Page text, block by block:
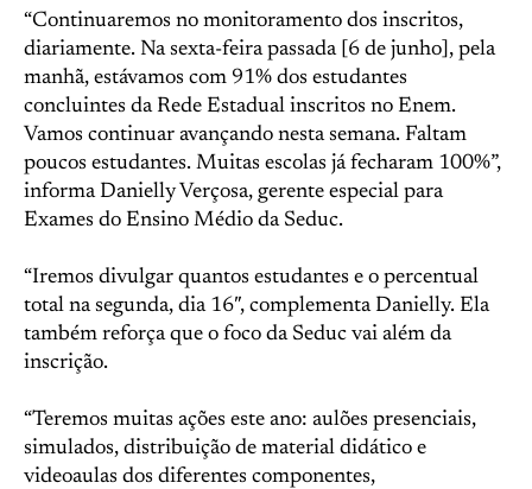
“Continuaremos no monitoramento dos inscritos,
diariamente. Na sexta-feira passada [6 de junho], pela
manhã, estávamos com 91% dos estudantes
concluintes da Rede Estadual inscritos no Enem.
Vamos continuar avançando nesta semana. Faltam
poucos estudantes. Muitas escolas já fecharam 100%”,
informa Danielly Verçosa, gerente especial para
Exames do Ensino Médio da Seduc.
“Iremos divulgar quantos estudantes e o percentual
total na segunda, dia 16″, complementa Danielly. Ela
também reforça que o foco da Seduc vai além da
inscrição.
“Teremos muitas ações este ano: aulões presenciais,
simulados, distribuição de material didático e
videoaulas dos diferentes componentes,